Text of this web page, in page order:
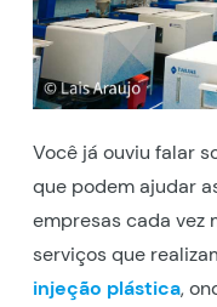
Você já ouviu falar
que podem ajudar
empresas cada vez
serviços que
injeção plástica,